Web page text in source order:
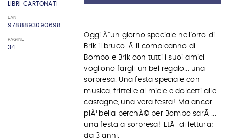
LIBRI CARTONATI
EAN
9788893090698
PAGINE
34
Oggi Ã¨ un giorno speciale nell'orto di
Brik il bruco. Ã il compleanno di
Bombo e Brik con tutti i suoi amici
vogliono fargli un bel regalo... una
sorpresa. Una festa speciale con
musica, frittelle al miele e dolcetti alle
castagne, una vera festa! Ma ancor
piÃ¹ bella perchÃ© per Bombo sarÃ ...
una festa a sorpresa! EtÃ di lettura:
da 3 anni.